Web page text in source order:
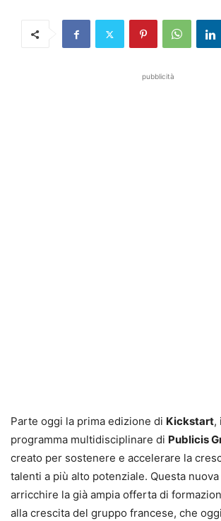
pubblicità
Parte oggi la prima edizione di Kickstart,
programma multidisciplinare di Publicis
creato per sostenere e accelerare la
talenti a più alto potenziale. Questa
arricchire la già ampia offerta di
alla crescita del gruppo francese, che